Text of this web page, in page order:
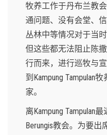
牧养工作于丹布兰教
通问题、没有会堂、
丛林中等情况对于当
但这些都无法阻止陈
行而来，进行巡牧与
到Kampung Tampulan
家。
离Kampung Tampulan
Berungis教会。为要